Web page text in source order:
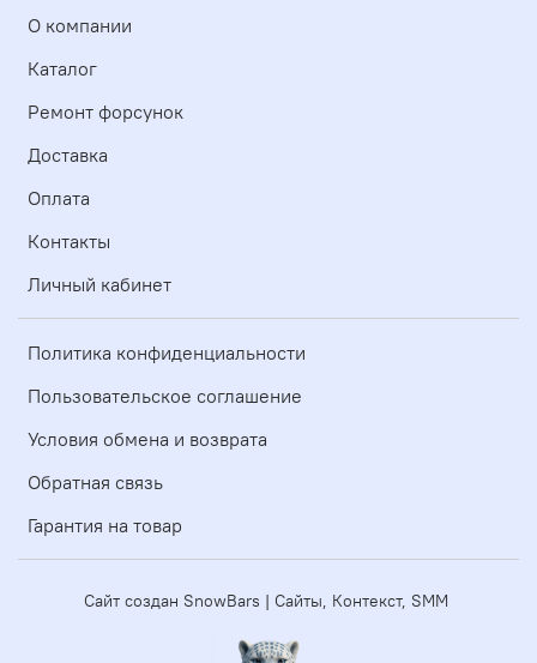
О компании
Каталог
Ремонт форсунок
Доставка
Оплата
Контакты
Личный кабинет
Политика конфиденциальности
Пользовательское соглашение
Условия обмена и возврата
Обратная связь
Гарантия на товар
Сайт создан SnowBars | Сайты, Контекст, SMM